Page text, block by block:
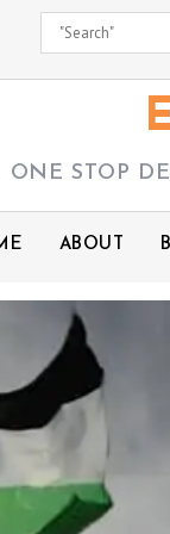
ONE STOP
ABOUT